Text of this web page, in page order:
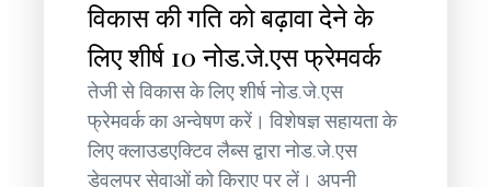
विकास की गति को बढ़ावा देने के
लिए शीर्ष 10 नोड.जे.एस फ्रेमवर्क
तेजी से विकास के लिए शीर्ष नोड.जे.एस
फ्रेमवर्क का अन्वेषण करें। विशेषज्ञ सहायता के
लिए क्लाउडएक्टिव लैब्स द्वारा नोड.जे.एस
डेवलपर सेवाओं को किराए पर लें। अपनी